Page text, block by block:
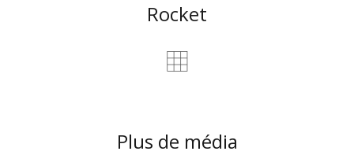
Rocket
Plus de média